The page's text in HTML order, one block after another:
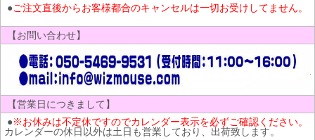
●ご注文直後からお客様都合のキャンセルは一切お受けしてません。
【お問い合わせ】
【営業日につきまして】
●※お休みは不定休ですのでカレンダー表示を必ずご確認ください。
カレンダーの休日以外は土日も営業しており、出荷致します。